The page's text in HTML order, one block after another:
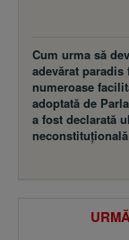
Cum urma să
adevărat
numeroase
adoptată de
a fost declarată
neconstituţională